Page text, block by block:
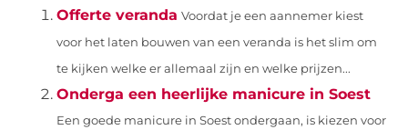
Offerte veranda Voordat je een aannemer kiest
voor het laten bouwen van een veranda is het slim om
te kijken welke er allemaal zijn en welke prijzen...
Onderga een heerlijke manicure in Soest
Een goede manicure in Soest ondergaan, is kiezen voor